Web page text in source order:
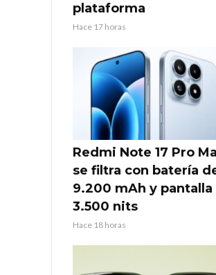
plataforma
Hace 17 horas
Redmi Note 17 Pro
se filtra con batería
9.200 mAh y pantalla
3.500 nits
Hace 18 horas